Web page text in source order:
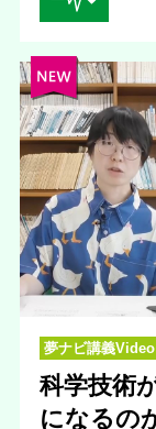
夢ナビ講義Video
科学技術
になるの